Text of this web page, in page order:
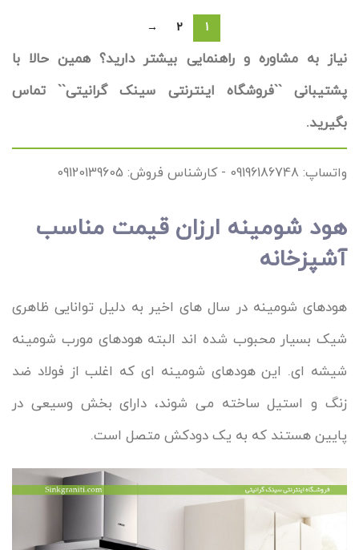
1
2
→
نیاز به مشاوره و راهنمایی بیشتر دارید؟ همین حالا با
پشتیبانی ``فروشگاه اینترنتی سینک گرانیتی`` تماس
بگیرید.
واتساپ: 09196186748 - کارشناس فروش: 09120139605
هود شومینه ارزان قیمت مناسب
آشپزخانه
هودهای شومینه در سال های اخیر به دلیل توانایی ظاهری
شیک بسیار محبوب شده اند البته هودهای مورب شومینه
شیشه ای. این هودهای شومینه ای که اغلب از فولاد ضد
زنگ و استیل ساخته می شوند، دارای بخش وسیعی در
پایین هستند که به یک دودکش متصل است.